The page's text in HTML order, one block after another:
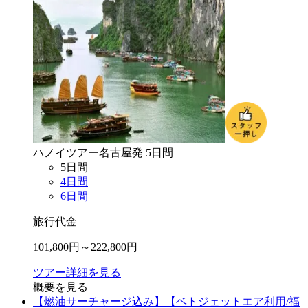
ハノイ ツアー名古屋発 5日間
5日間
4日間
6日間
旅行代金
101,800円～ 222,800円
ツアー詳細を見る
概要を見る
【燃油サーチャージ込み】【ベトジェットエア利用/福